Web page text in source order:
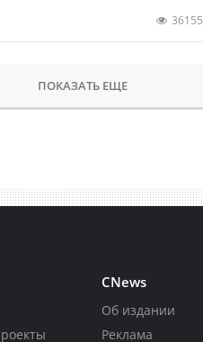
36155
ПОКАЗАТЬ ЕЩЕ
CNews
Об издании
Реклама